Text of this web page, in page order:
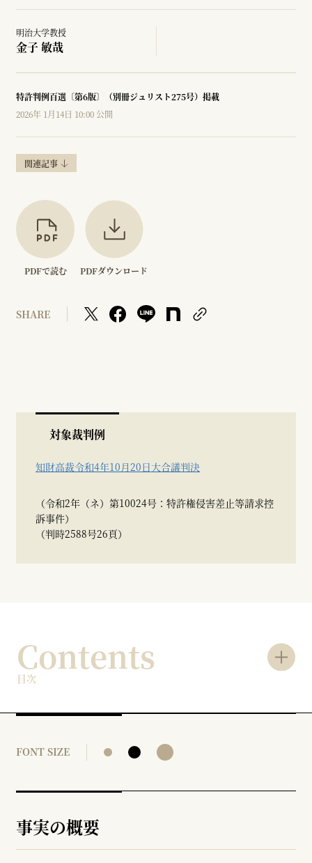
明治大学教授
金子 敏哉
特許判例百選〔第6版〕（別冊ジュリスト275号）掲載
2026年 1月14日 10:00 公開
関連記事
PDFで読む PDFダウンロード
SHARE
対象裁判例
知財高裁令和4年10月20日大合議判決
（令和2年（ネ）第10024号：特許権侵害差止等請求控
訴事件）
（判時2588号26頁）
Contents
目次
FONT SIZE
事実の概要